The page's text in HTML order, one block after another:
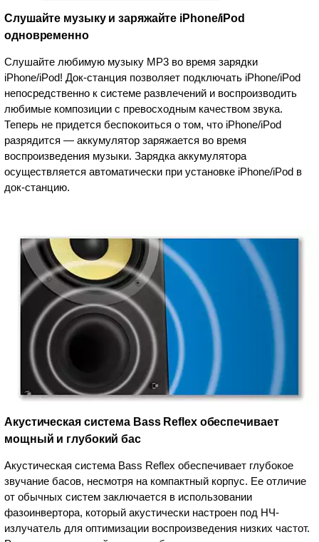
Слушайте музыку и заряжайте iPhone/iPod
одновременно
Слушайте любимую музыку MP3 во время зарядки
iPhone/iPod! Док-станция позволяет подключать iPhone/iPod
непосредственно к системе развлечений и воспроизводить
любимые композиции с превосходным качеством звука.
Теперь не придется беспокоиться о том, что iPhone/iPod
разрядится — аккумулятор заряжается во время
воспроизведения музыки. Зарядка аккумулятора
осуществляется автоматически при установке iPhone/iPod в
док-станцию.
Акустическая система Bass Reflex обеспечивает
мощный и глубокий бас
Акустическая система Bass Reflex обеспечивает глубокое
звучание басов, несмотря на компактный корпус. Ее отличие
от обычных систем заключается в использовании
фазоинвертора, который акустически настроен под НЧ-
излучатель для оптимизации воспроизведения низких частот.